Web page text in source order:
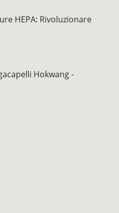
HEPA: Rivoluzionare
Hokwang -